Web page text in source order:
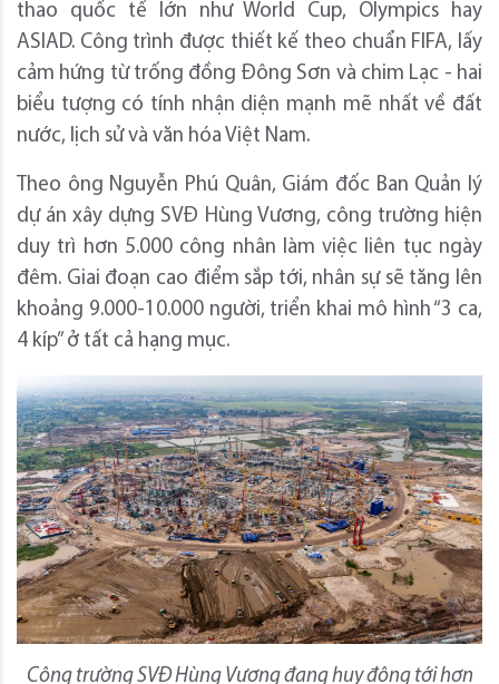
thao quốc tế lớn như World Cup, Olympics hay
ASIAD. Công trình được thiết kế theo chuẩn FIFA, lấy
cảm hứng từ trống đồng Đông Sơn và chim Lạc - hai
biểu tượng có tính nhận diện mạnh mẽ nhất về đất
nước, lịch sử và văn hóa Việt Nam.
Theo ông Nguyễn Phú Quân, Giám đốc Ban Quản lý
dự án xây dựng SVĐ Hùng Vương, công trường hiện
duy trì hơn 5.000 công nhân làm việc liên tục ngày
đêm. Giai đoạn cao điểm sắp tới, nhân sự sẽ tăng lên
khoảng 9.000-10.000 người, triển khai mô hình “3 ca,
4 kíp” ở tất cả hạng mục.
Công trường SVĐ Hùng Vương đang huy động tới hơn